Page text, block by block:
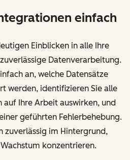
einfach
Einblicken in alle Ihre
Datenverarbeitung.
an, welche Datensätze
werden, identifizieren Sie alle
auf Ihre Arbeit auswirken, und
geführten Fehlerbehebung.
zuverlässig im Hintergrund,
konzentrieren.